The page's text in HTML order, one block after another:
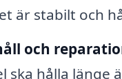
är stabilt och
och
ska hålla länge